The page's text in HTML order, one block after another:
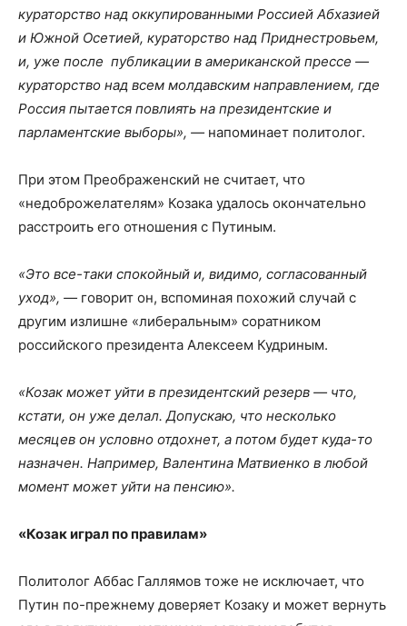
кураторство над оккупированными Россией Абхазией
и Южной Осетией, кураторство над Приднестровьем,
и, уже после публикации в американской прессе —
кураторство над всем молдавским направлением, где
Россия пытается повлиять на президентские и
парламентские выборы», — напоминает политолог.
При этом Преображенский не считает, что
«недоброжелателям» Козака удалось окончательно
расстроить его отношения с Путиным.
«Это все-таки спокойный и, видимо, согласованный
уход», — говорит он, вспоминая похожий случай с
другим излишне «либеральным» соратником
российского президента Алексеем Кудриным.
«Козак может уйти в президентский резерв — что,
кстати, он уже делал. Допускаю, что несколько
месяцев он условно отдохнет, а потом будет куда-то
назначен. Например, Валентина Матвиенко в любой
момент может уйти на пенсию».
«Козак играл по правилам»
Политолог Аббас Галлямов тоже не исключает, что
Путин по-прежнему доверяет Козаку и может вернуть